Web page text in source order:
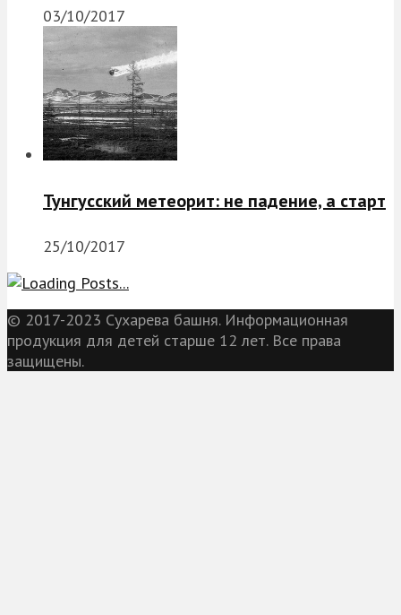
03/10/2017
Тунгусский метеорит: не падение, а старт
25/10/2017
© 2017-2023 Сухарева башня. Информационная
продукция для детей старше 12 лет. Все права
защищены.